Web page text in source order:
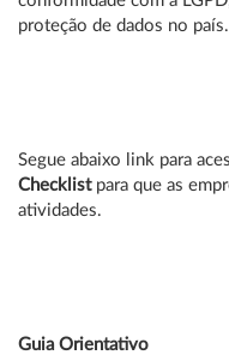
proteção de dados no país.
Segue abaixo link para
Checklistpara que as
atividades.
Guia Orientativo